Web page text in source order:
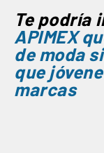
Te podría
APIMEX
de moda
que
marcas